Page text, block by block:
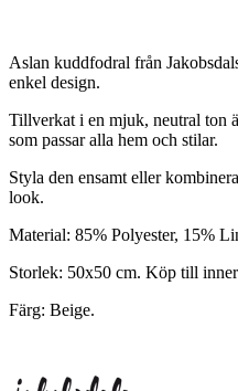
Aslan kuddfodral från
enkel design.
Tillverkat i en mjuk, neutral ton
som passar alla hem och stilar.
Styla den ensamt eller
look.
Material: 85% Polyester, 15%
Storlek: 50x50 cm. Köp till
Färg: Beige.